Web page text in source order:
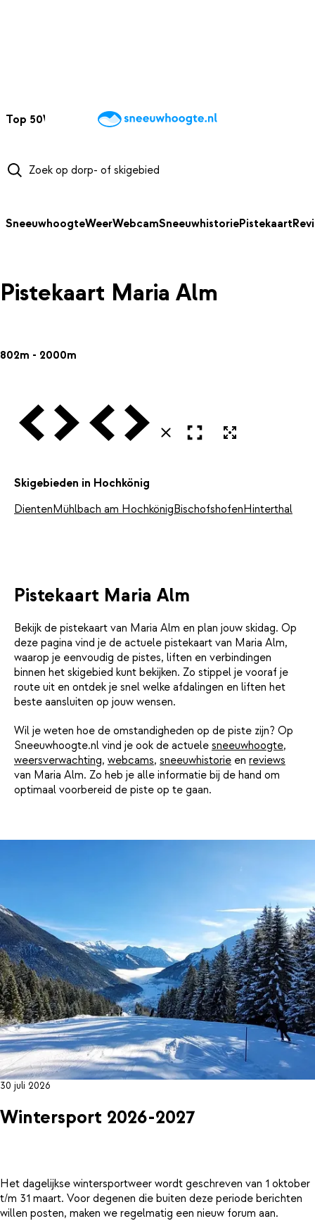
Top 50Webcams WintersportweerKaarten
SneeuwhoogteWeerWebcamSneeuwhistoriePistekaart
Pistekaart Maria Alm
802m - 2000m
Vorige VolgendeVorige Volgende
SluitenOpen in volledig scherm
Skigebieden in Hochkönig
DientenMühlbach am HochkönigBischofshofenHinterthal
Pistekaart Maria Alm
Bekijk de pistekaart van Maria Alm en plan jouw skidag. Op
deze pagina vind je de actuele pistekaart van Maria Alm,
waarop je eenvoudig de pistes, liften en verbindingen
binnen het skigebied kunt bekijken. Zo stippel je vooraf je
route uit en ontdek je snel welke afdalingen en liften het
beste aansluiten op jouw wensen.
Wil je weten hoe de omstandigheden op de piste zijn? Op
Sneeuwhoogte.nl vind je ook de actuele sneeuwhoogte,
weersverwachting, webcams, sneeuwhistorie en reviews
van Maria Alm. Zo heb je alle informatie bij de hand om
optimaal voorbereid de piste op te gaan.
30 juli 2026
Wintersport 2026-2027
Het dagelijkse wintersportweer wordt geschreven van 1 oktober
t/m 31 maart. Voor degenen die buiten deze periode berichten
willen posten, maken we regelmatig een nieuw forum aan.